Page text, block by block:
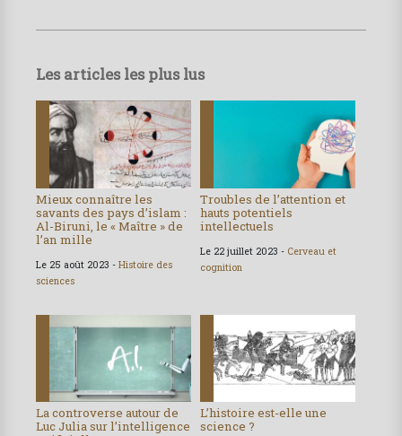
Les articles les plus lus
Mieux connaître les
savants des pays d’islam :
Al-Biruni, le « Maître » de
l’an mille
Le 25 août 2023 - Histoire des
sciences
Troubles de l’attention et
hauts potentiels
intellectuels
Le 22 juillet 2023 - Cerveau et
cognition
La controverse autour de
Luc Julia sur l’intelligence
L’histoire est-elle une
science ?